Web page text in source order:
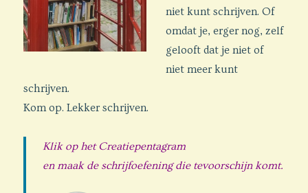
niet kunt schrijven. Of
omdat je, erger nog, zelf
gelooft dat je niet of
niet meer kunt
schrijven.
Kom op. Lekker schrijven.
Klik op het Creatiepentagram
en maak de schrijfoefening die tevoorschijn komt.